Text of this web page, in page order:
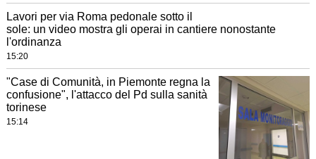
Lavori per via Roma pedonale sotto il
sole: un video mostra gli operai in cantiere nonostante
l'ordinanza
15:20
"Case di Comunità, in Piemonte regna la
confusione", l'attacco del Pd sulla sanità
torinese
15:14